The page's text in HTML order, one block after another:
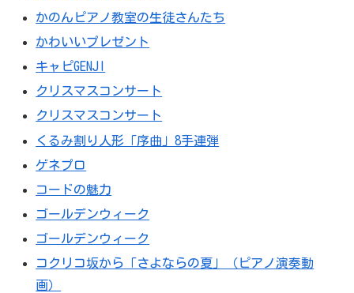
かのんピアノ教室の生徒さんたち
かわいいプレゼント
キャピGENJI
クリスマスコンサート
クリスマスコンサート
くるみ割り人形「序曲」8手連弾
ゲネプロ
コードの魅力
ゴールデンウィーク
ゴールデンウィーク
コクリコ坂から「さよならの夏」（ピアノ演奏動
画）